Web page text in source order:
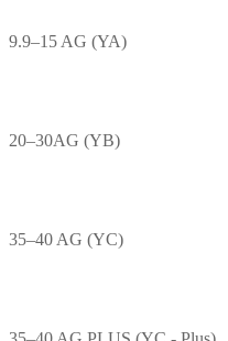
9.9–15 AG (YA)
20–30AG (YB)
35–40 AG (YC)